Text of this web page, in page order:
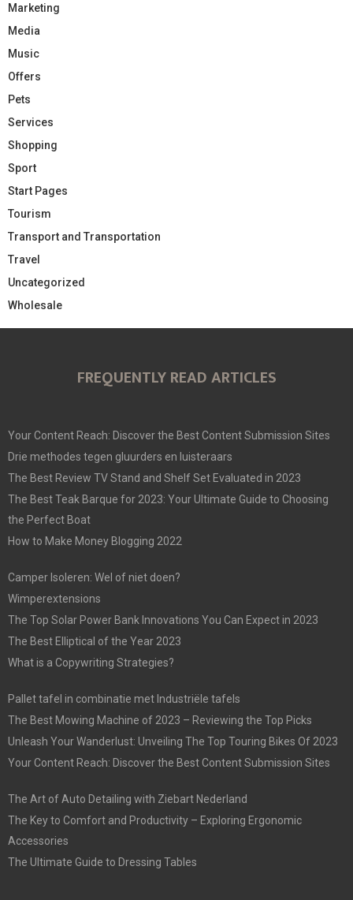
Marketing
Media
Music
Offers
Pets
Services
Shopping
Sport
Start Pages
Tourism
Transport and Transportation
Travel
Uncategorized
Wholesale
FREQUENTLY READ ARTICLES
Your Content Reach: Discover the Best Content Submission Sites
Drie methodes tegen gluurders en luisteraars
The Best Review TV Stand and Shelf Set Evaluated in 2023
The Best Teak Barque for 2023: Your Ultimate Guide to Choosing
the Perfect Boat
How to Make Money Blogging 2022
Camper Isoleren: Wel of niet doen?
Wimperextensions
The Top Solar Power Bank Innovations You Can Expect in 2023
The Best Elliptical of the Year 2023
What is a Copywriting Strategies?
Pallet tafel in combinatie met Industriële tafels
The Best Mowing Machine of 2023 – Reviewing the Top Picks
Unleash Your Wanderlust: Unveiling The Top Touring Bikes Of 2023
Your Content Reach: Discover the Best Content Submission Sites
The Art of Auto Detailing with Ziebart Nederland
The Key to Comfort and Productivity – Exploring Ergonomic
Accessories
The Ultimate Guide to Dressing Tables